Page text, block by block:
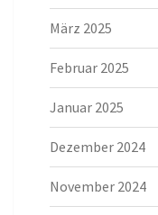
März 2025
Februar 2025
Januar 2025
Dezember 2024
November 2024